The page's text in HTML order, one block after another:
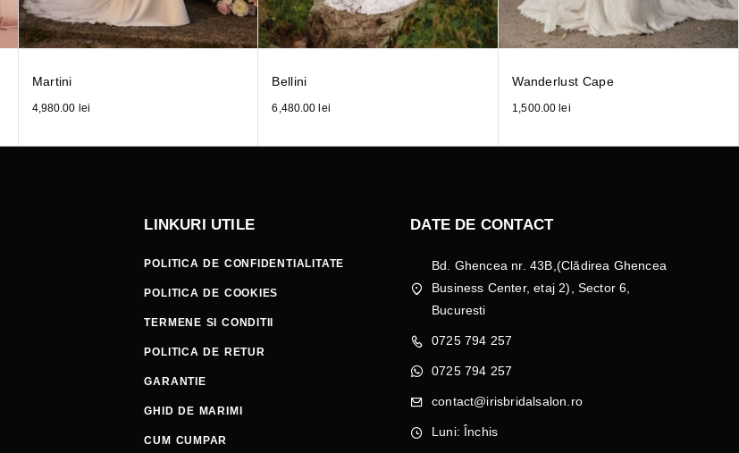
Martini
4,980.00 lei
Bellini
6,480.00lei
Wanderlust Cape
1,500.00lei
LINKURI UTILE
POLITICA DE CONFIDENTIALITATE
POLITICA DE COOKIES
TERMENE SI CONDITII
POLITICA DE RETUR
GARANTIE
GHID DE MARIMI
CUM CUMPAR
DATE DE CONTACT
Bd. Ghencea nr. 43B,(Clădirea Ghencea
Business Center, etaj 2), Sector 6,
Bucuresti
0725 794 257
0725 794 257
contact@irisbridalsalon.ro
Luni: Închis